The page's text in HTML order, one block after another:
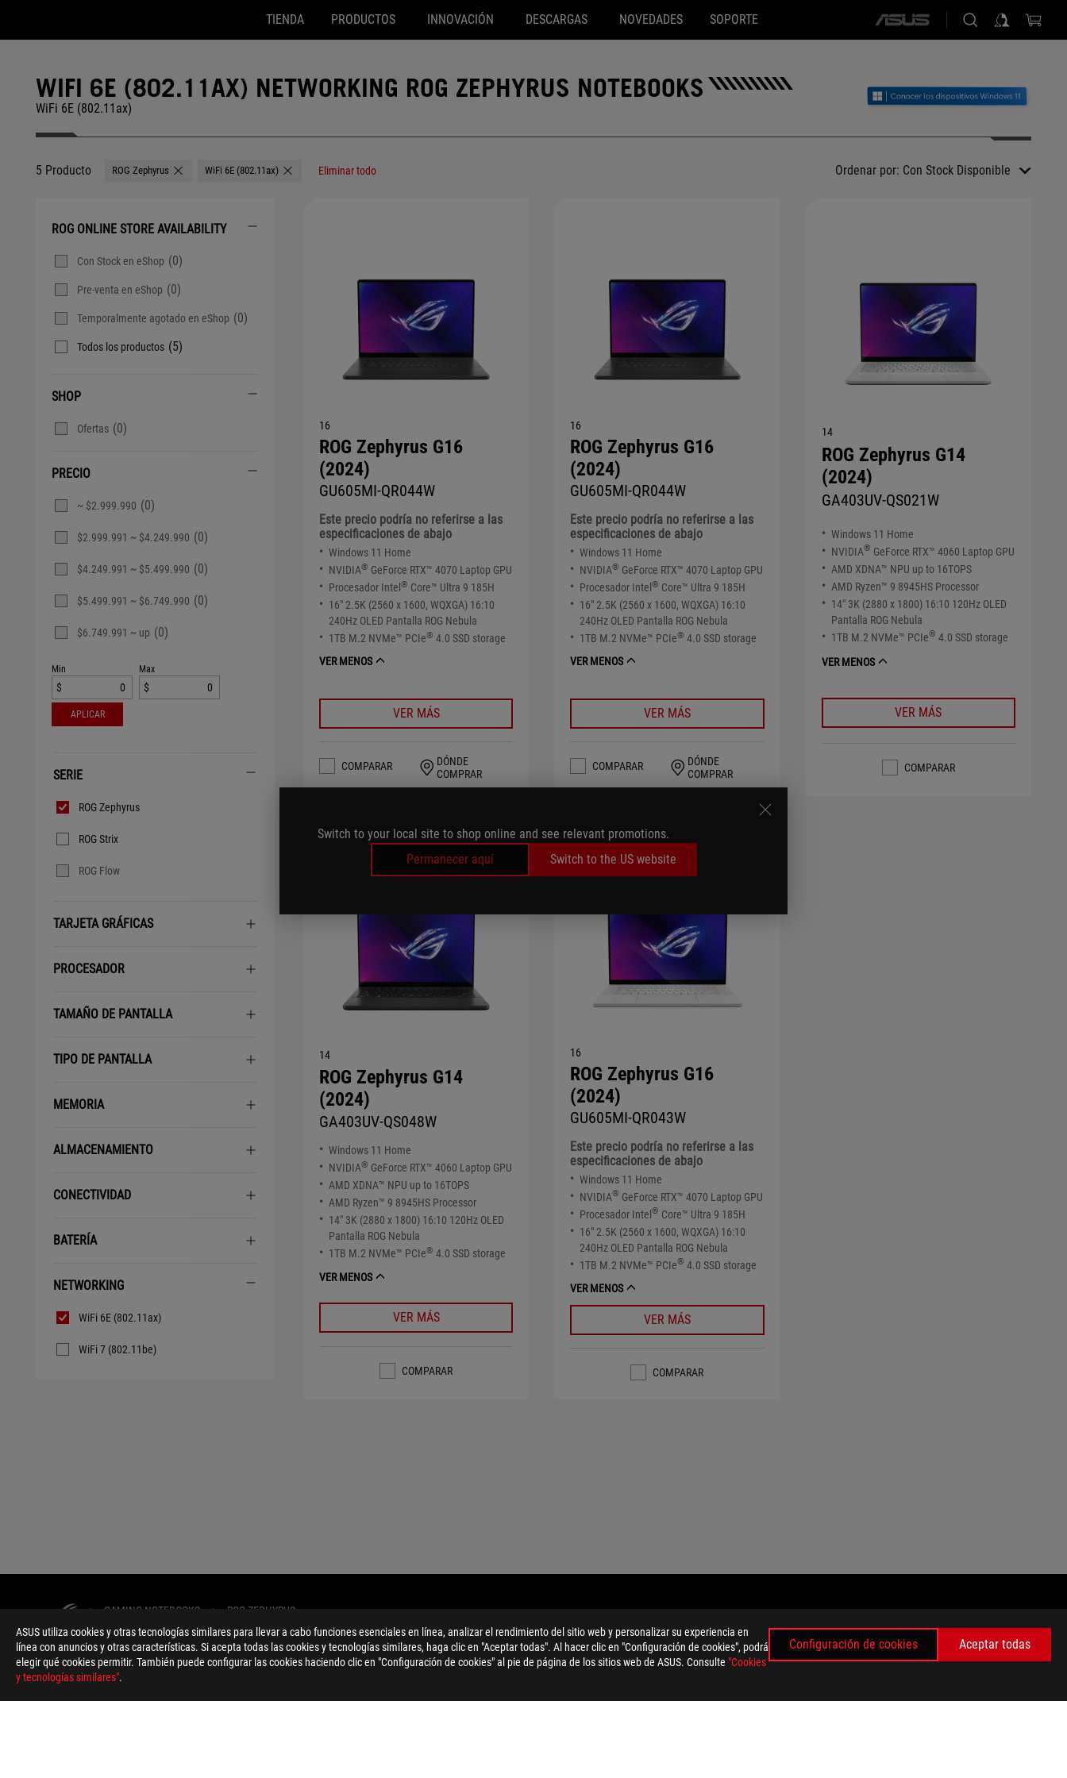
ASUS utiliza cookies y otras tecnologías similares para llevar a cabo funciones esenciales en línea, analizar el rendimiento del sitio web y personalizar su experiencia en
línea con anuncios y otras características. Si acepta todas las cookies y tecnologías similares, haga clic en "Aceptar todas". Al hacer clic en "Configuración de cookies", podrá
elegir qué cookies permitir. También puede configurar las cookies haciendo clic en "Configuración de cookies" al pie de página de los sitios web de ASUS. Consulte "Cookies
y tecnologías similares".
Configuración de cookies Aceptar todas
Switch to your local site to shop online and see relevant promotions.
Permanecer aquí
Switch to the US website
Accessibility links
TIENDA PRODUCTOS INNOVACIÓN DESCARGAS NOVEDADES SOPORTE
ASUS
WIFI 6E (802.11AX) NETWORKING ROG ZEPHYRUS NOTEBOOKS
WiFi 6E (802.11ax)
5 Producto ROG Zephyrus Remove ROG Zephyrus
WiFi 6E (802.11ax) Remove WiFi 6E (802.11ax)
Eliminar todo Ordenar por: Con Stock Disponible
ROG ONLINE STORE AVAILABILITY
Con Stock en eShop (0)
Pre-venta en eShop (0)
Temporalmente agotado en eShop (0)
Todos los productos (5)
SHOP
Ofertas (0)
PRECIO
~ $2.999.990 (0)
$2.999.991 ~ $4.249.990 (0)
$4.249.991 ~ $5.499.990 (0)
$5.499.991 ~ $6.749.990 (0)
$6.749.991 ~ up (0)
Min
$
Max
$
APLICAR
SERIE
Serie
ROG Flow
ROG Zephyrus
ROG Strix
TARJETA GRÁFICAS
PROCESADOR
TAMAÑO DE PANTALLA
TIPO DE PANTALLA
MEMORIA
ALMACENAMIENTO
CONECTIVIDAD
BATERÍA
NETWORKING
Networking
WiFi 6E (802.11ax)
WiFi 7 (802.11be)
16
ROG Zephyrus G16
(2024)
GU605MI-QR044W
Este precio podría no referirse a las
especificaciones de abajo
Windows 11 Home
NVIDIA® GeForce RTX™ 4070 Laptop GPU
Procesador Intel ® Core™ Ultra 9 185H
16" 2.5K (2560 x 1600, WQXGA) 16:10
240Hz OLED Pantalla ROG Nebula
1TB M.2 NVMe™ PCIe® 4.0 SSD storage
VER MENOS
VER MÁS
COMPARAR
DÓNDE
COMPRAR
16
ROG Zephyrus G16
(2024)
GU605MI-QR044W
Este precio podría no referirse a las
especificaciones de abajo
Windows 11 Home
NVIDIA® GeForce RTX™ 4070 Laptop GPU
Procesador Intel® Core™ Ultra 9 185H
16" 2.5K (2560 x 1600, WQXGA) 16:10
240Hz OLED Pantalla ROG Nebula
1TB M.2 NVMe™ PCIe® 4.0 SSD storage
VER MENOS
VER MÁS
COMPARAR
DÓNDE
COMPRAR
14
ROG Zephyrus G14
(2024)
GA403UV-QS021W
Windows 11 Home
NVIDIA® GeForce RTX™ 4060 Laptop GPU
AMD XDNA™ NPU up to 16TOPS
AMD Ryzen™ 9 8945HS Processor
14" 3K (2880 x 1800) 16:10 120Hz OLED
Pantalla ROG Nebula
1TB M.2 NVMe™ PCIe® 4.0 SSD storage
VER MENOS
VER MÁS
COMPARAR
14
ROG Zephyrus G14
(2024)
GA403UV-QS048W
Windows 11 Home
NVIDIA® GeForce RTX™ 4060 Laptop GPU
AMD XDNA™ NPU up to 16TOPS
AMD Ryzen™ 9 8945HS Processor
14" 3K (2880 x 1800) 16:10 120Hz OLED
Pantalla ROG Nebula
1TB M.2 NVMe™ PCIe® 4.0 SSD storage
VER MENOS
VER MÁS
COMPARAR
16
ROG Zephyrus G16
(2024)
GU605MI-QR043W
Este precio podría no referirse a las
especificaciones de abajo
Windows 11 Home
NVIDIA® GeForce RTX™ 4070 Laptop GPU
Procesador Intel® Core™ Ultra 9 185H
16" 2.5K (2560 x 1600, WQXGA) 16:10
240Hz OLED Pantalla ROG Nebula
1TB M.2 NVMe™ PCIe® 4.0 SSD storage
VER MENOS
VER MÁS
COMPARAR
> GAMING NOTEBOOKS > ROG ZEPHYRUS
TIPO DE PAGO ADMITIDO OBTÉN LAS ÚLTIMAS OFERTAS Y MÁS